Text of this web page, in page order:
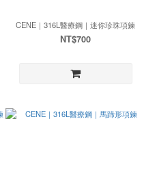
CENE｜316L醫療鋼｜迷你珍珠項鍊
NT$700